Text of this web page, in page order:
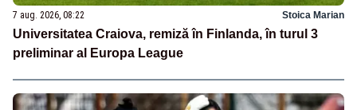
7 aug. 2026, 08:22 Stoica Marian
Universitatea Craiova, remiză în Finlanda, în turul 3
preliminar al Europa League